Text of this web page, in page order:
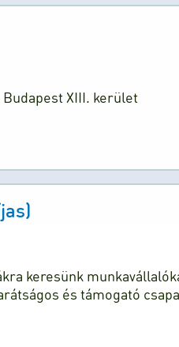
XIII. kerület
keresünk
és támogató